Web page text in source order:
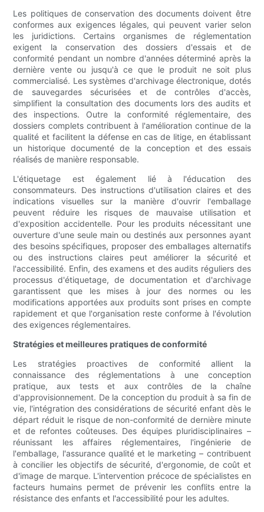
Les politiques de conservation des documents doivent être
conformes aux exigences légales, qui peuvent varier selon
les juridictions. Certains organismes de réglementation
exigent la conservation des dossiers d'essais et de
conformité pendant un nombre d'années déterminé après la
dernière vente ou jusqu'à ce que le produit ne soit plus
commercialisé. Les systèmes d'archivage électronique, dotés
de sauvegardes sécurisées et de contrôles d'accès,
simplifient la consultation des documents lors des audits et
des inspections. Outre la conformité réglementaire, des
dossiers complets contribuent à l'amélioration continue de la
qualité et facilitent la défense en cas de litige, en établissant
un historique documenté de la conception et des essais
réalisés de manière responsable.
L'étiquetage est également lié à l'éducation des
consommateurs. Des instructions d'utilisation claires et des
indications visuelles sur la manière d'ouvrir l'emballage
peuvent réduire les risques de mauvaise utilisation et
d'exposition accidentelle. Pour les produits nécessitant une
ouverture d'une seule main ou destinés aux personnes ayant
des besoins spécifiques, proposer des emballages alternatifs
ou des instructions claires peut améliorer la sécurité et
l'accessibilité. Enfin, des examens et des audits réguliers des
processus d'étiquetage, de documentation et d'archivage
garantissent que les mises à jour des normes ou les
modifications apportées aux produits sont prises en compte
rapidement et que l'organisation reste conforme à l'évolution
des exigences réglementaires.
Stratégies et meilleures pratiques de conformité
Les stratégies proactives de conformité allient la
connaissance des réglementations à une conception
pratique, aux tests et aux contrôles de la chaîne
d'approvisionnement. De la conception du produit à sa fin de
vie, l'intégration des considérations de sécurité enfant dès le
départ réduit le risque de non-conformité de dernière minute
et de refontes coûteuses. Des équipes pluridisciplinaires –
réunissant les affaires réglementaires, l'ingénierie de
l'emballage, l'assurance qualité et le marketing – contribuent
à concilier les objectifs de sécurité, d'ergonomie, de coût et
d'image de marque. L'intervention précoce de spécialistes en
facteurs humains permet de prévenir les conflits entre la
résistance des enfants et l'accessibilité pour les adultes.